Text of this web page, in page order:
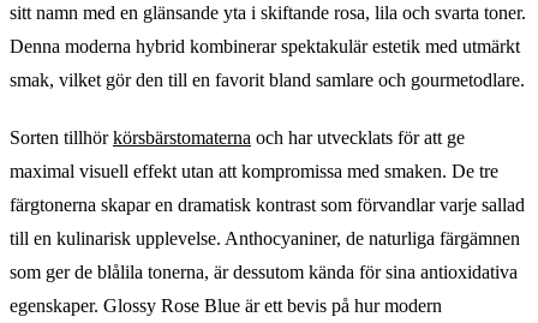
sitt namn med en glänsande yta i skiftande rosa, lila och svarta toner.
Denna moderna hybrid kombinerar spektakulär estetik med utmärkt
smak, vilket gör den till en favorit bland samlare och gourmetodlare.
Sorten tillhörkörsbärstomaterna och har utvecklats för att ge
maximal visuell effekt utan att kompromissa med smaken. De tre
färgtonerna skapar en dramatisk kontrast som förvandlar varje sallad
till en kulinarisk upplevelse. Anthocyaniner, de naturliga färgämnen
som ger de blålila tonerna, är dessutom kända för sina antioxidativa
egenskaper. Glossy Rose Blue är ett bevis på hur modern